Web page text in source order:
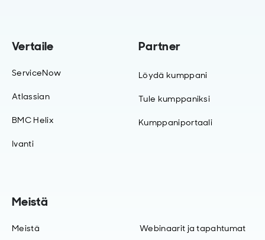
Vertaile
ServiceNow
Atlassian
BMC Helix
Ivanti
Meistä
Meistä Webinaarit ja tapahtumat
Partner
Löydä kumppani
Tule kumppaniksi
Kumppaniportaali